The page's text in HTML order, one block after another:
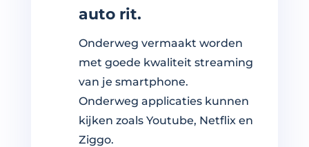
auto rit.
Onderweg vermaakt worden
met goede kwaliteit streaming
van je smartphone.
Onderweg applicaties kunnen
kijken zoals Youtube, Netflix en
Ziggo.